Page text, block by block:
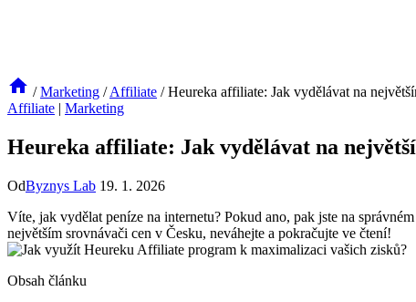
/ Marketing / Affiliate / Heureka affiliate: Jak vydělávat na
Affiliate | Marketing
Heureka affiliate: Jak vydělávat na
OdByznys Lab 19. 1. 2026
Víte, jak vydělat peníze na internetu? Pokud ano, pak jste na
největším srovnávači cen v Česku, neváhejte a pokračujte ve čtení!
Obsah článku